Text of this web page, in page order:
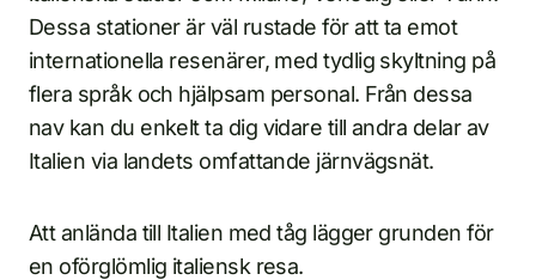
Dessa stationer är väl rustade för att ta emot
internationella resenärer, med tydlig skyltning på
flera språk och hjälpsam personal. Från dessa
nav kan du enkelt ta dig vidare till andra delar av
Italien via landets omfattande järnvägsnät.
Att anlända till Italien med tåg lägger grunden för
en oförglömlig italiensk resa.